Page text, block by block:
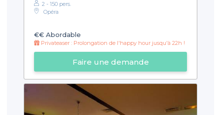
2 - 150 pers.
Opéra
€€ Abordable
Privateaser : Prolongation de l'happy hour jusqu'à 22h !
Faire une demande